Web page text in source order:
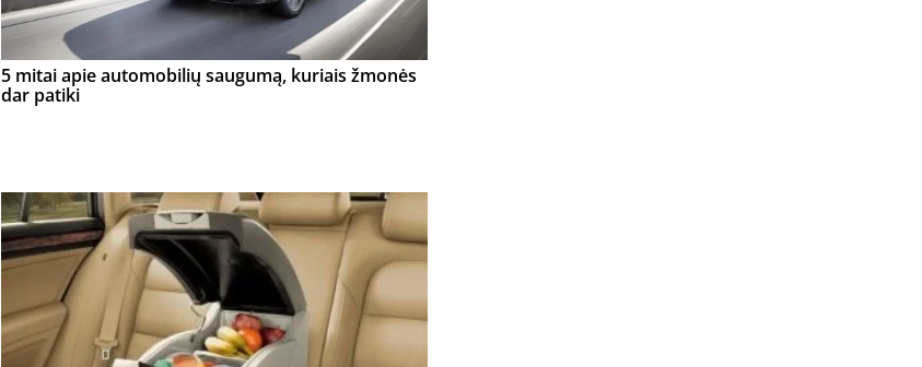
5 mitai apie automobilių saugumą, kuriais žmonės
dar patiki